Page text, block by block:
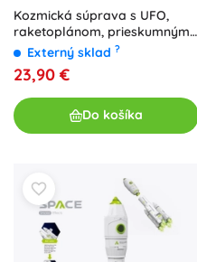
Kozmická súprava s UFO,
raketoplánom, prieskumným
vozidlom a astronautmi
Externý sklad ?
23,90 €
Do košíka